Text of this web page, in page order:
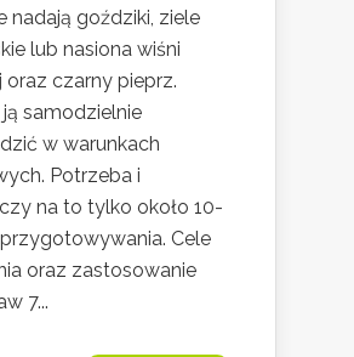
nadają goździki, ziele
lub nasiona wiśni
oraz czarny pieprz.
samodzielnie
w warunkach
Potrzeba i
na to tylko około 10-
Cele
oraz zastosowanie
7...